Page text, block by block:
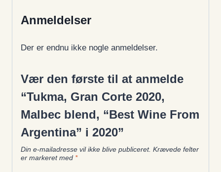
Anmeldelser
Der er endnu ikke nogle anmeldelser.
Vær den første til at anmelde
“Tukma, Gran Corte 2020,
Malbec blend, “Best Wine From
Argentina” i 2020”
Din e-mailadresse vil ikke blive publiceret. Krævede felter
er markeret med *